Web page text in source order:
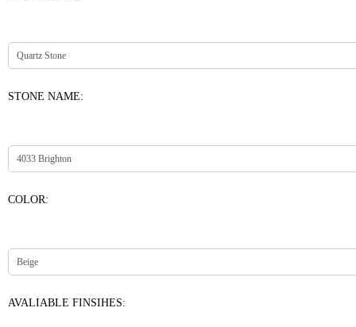
STONE NAME:
COLOR:
AVALIABLE FINSIHES: